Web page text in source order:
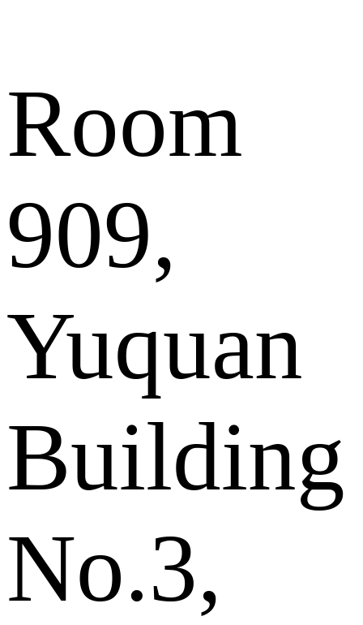
Room
909,
Yuquan
Building
No.3,